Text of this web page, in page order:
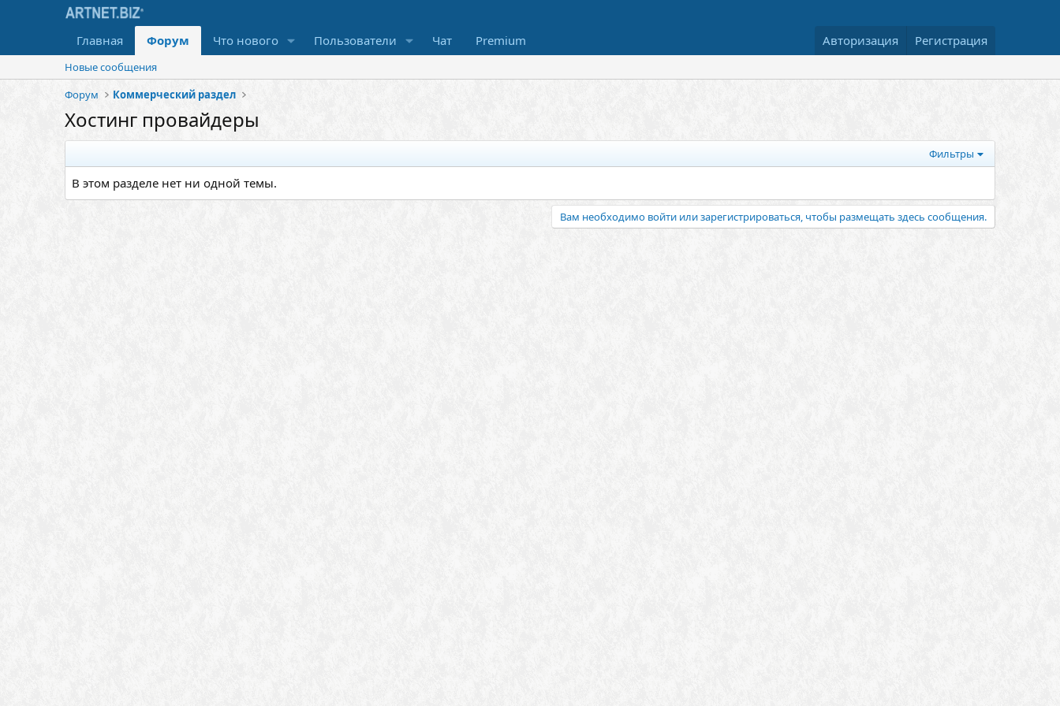
Главная Форум Что нового Пользователи Чат Premium Авторизация Регистрация
Новые сообщения
Форум
Коммерческий раздел
Хостинг провайдеры
Фильтры
В этом разделе нет ни одной темы.
Вам необходимо войти или зарегистрироваться, чтобы размещать здесь сообщения.